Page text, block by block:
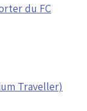
du FC
Traveller)